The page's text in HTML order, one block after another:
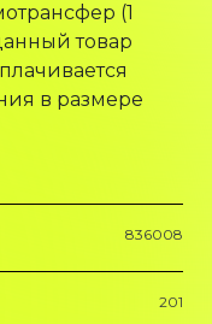
(1
товар
в размере
836008
201